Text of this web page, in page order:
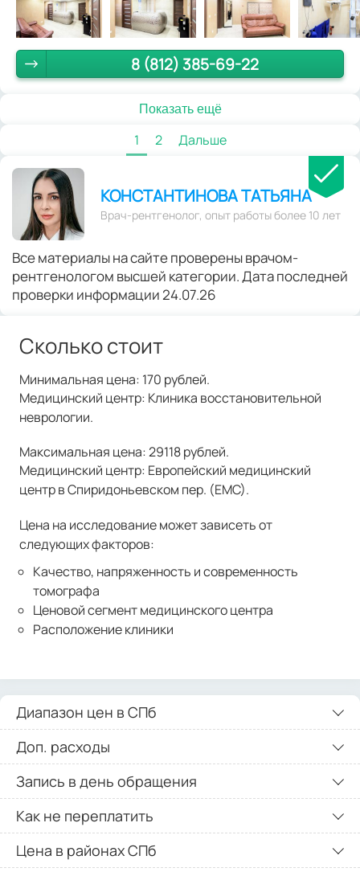
8 (812) 385-69-22
Показать ещё
1 2 Дальше
КОНСТАНТИНОВА ТАТЬЯНА
Врач-рентгенолог, опыт работы более 10 лет
Все материалы на сайте проверены врачом-
рентгенологом высшей категории. Дата последней
проверки информации 24.07.26
Сколько стоит
Минимальная цена: 170 рублей.
Медицинский центр: Клиника восстановительной
неврологии.
Максимальная цена: 29118 рублей.
Медицинский центр: Европейский медицинский
центр в Спиридоньевском пер. (ЕМС).
Цена на исследование может зависеть от
следующих факторов:
Качество, напряженность и современность
томографа
Ценовой сегмент медицинского центра
Расположение клиники
Диапазон цен в СПб
Доп. расходы
Запись в день обращения
Как не переплатить
Цена в районах СПб